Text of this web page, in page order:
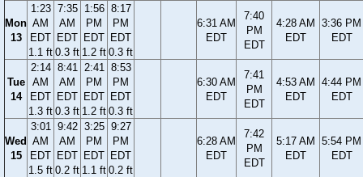
Mon
13
1:23
AM
EDT
1.1 ft
7:35
AM
EDT
0.3 ft
1:56
PM
EDT
1.2 ft
8:17
PM
EDT
0.3 ft
6:31 AM
EDT
7:40
PM
EDT
4:28 AM
EDT
3:36 PM
EDT
Tue
14
2:14
AM
EDT
1.3 ft
8:41
AM
EDT
0.3 ft
2:41
PM
EDT
1.2 ft
8:53
PM
EDT
0.3 ft
6:30 AM
EDT
7:41
PM
EDT
4:53 AM
EDT
4:44 PM
EDT
Wed
15
3:01
AM
EDT
1.5 ft
9:42
AM
EDT
0.2 ft
3:25
PM
EDT
1.1 ft
9:27
PM
EDT
0.2 ft
6:28 AM
EDT
7:42
PM
EDT
5:17 AM
EDT
5:54 PM
EDT